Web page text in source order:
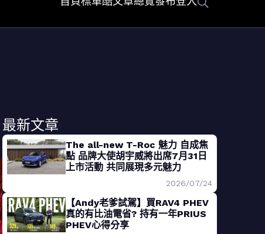
最新文章
The all-new T-Roc 魅力 自成焦
點 品牌大使胡宇威將出席7月31日
上市活動 共同展現多元魅力
2026/07/24
【Andy老爹試駕】買RAV4 PHEV
真的有比油電省? 持有一年PRIUS
PHEV心得分享